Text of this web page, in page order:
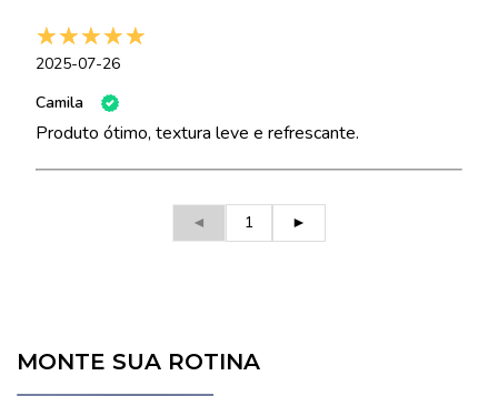
2025-07-26
Camila
Produto ótimo, textura leve e refrescante.
◄ 1 ►
MONTE SUA ROTINA